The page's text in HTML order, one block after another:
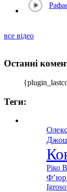
все відео
Останні
Теги:
Ріко